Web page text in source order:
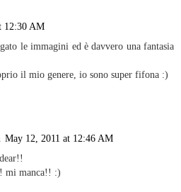
12:30 AM
le immagini ed è davvero una fantasia
il mio genere, io sono super fifona :)
May 12, 2011 at 12:46 AM
mi manca!! :)